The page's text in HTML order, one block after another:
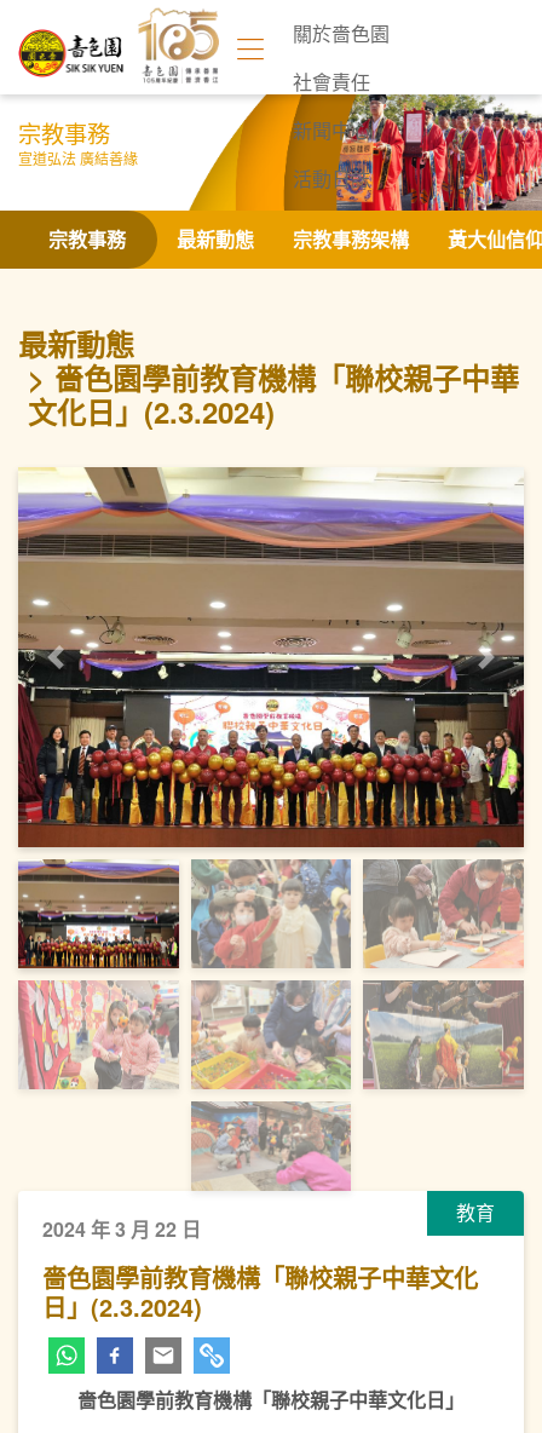
關於嗇色園
社會責任
新聞中心
活動日誌
聯絡我們
宗教事務
宣道弘法 廣結善緣
宗教事務 最新動態 宗教事務架構 黃大仙信
最新動態
嗇色園學前教育機構「聯校親子中華
文化日」(2.3.2024)
上一頁 下一頁
教育
2024 年 3 月 22 日
嗇色園學前教育機構「聯校親子中華文化
日」(2.3.2024)
嗇色園學前教育機構「聯校親子中華文化日」